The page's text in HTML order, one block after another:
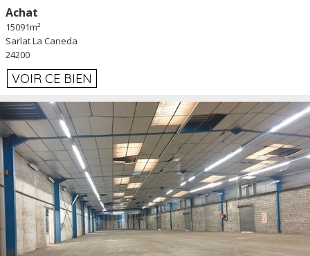
Achat
15091m²
Sarlat La Caneda
24200
VOIR CE BIEN